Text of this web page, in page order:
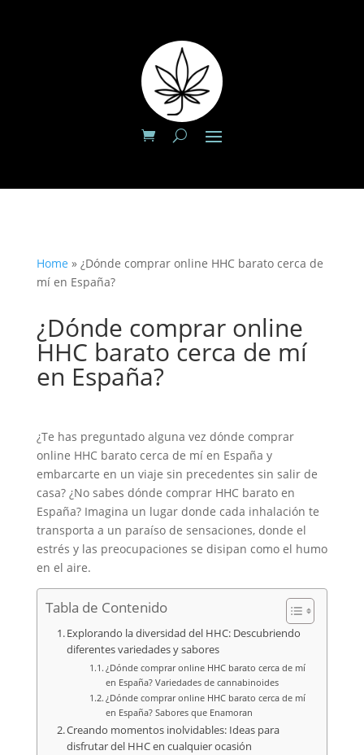
Home » ¿Dónde comprar online HHC barato cerca de
mí en España?
¿Dónde comprar online
HHC barato cerca de mí
en España?
¿Te has preguntado alguna vez dónde comprar
online HHC barato cerca de mí en España y
embarcarte en un viaje sin precedentes sin salir de
casa? ¿No sabes dónde comprar HHC barato en
España? Imagina un lugar donde cada inhalación te
transporta a un paraíso de sensaciones, donde el
estrés y las preocupaciones se disipan como el humo
en el aire.
Tabla de Contenido
Explorando la diversidad del HHC: Descubriendo
diferentes variedades y sabores
¿Dónde comprar online HHC barato cerca de mí
en España? Variedades de cannabinoides
¿Dónde comprar online HHC barato cerca de mí
en España? Sabores que Enamoran
Creando momentos inolvidables: Ideas para
disfrutar del HHC en cualquier ocasión